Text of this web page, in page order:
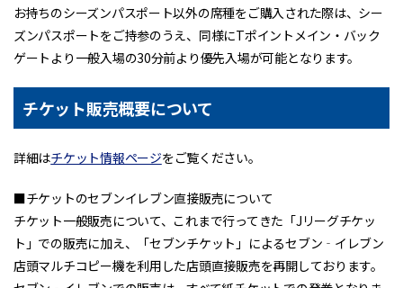
お持ちのシーズンパスポート以外の席種をご購入された際は、シー
ズンパスポートをご持参のうえ、同様にTポイントメイン・バック
ゲートより一般入場の30分前より優先入場が可能となります。
チケット販売概要について
詳細はチケット情報ページをご覧ください。
■チケットのセブンイレブン直接販売について
チケット一般販売について、これまで行ってきた「Jリーグチケッ
ト」での販売に加え、「セブンチケット」によるセブン‐イレブン
店頭マルチコピー機を利用した店頭直接販売を再開しております。